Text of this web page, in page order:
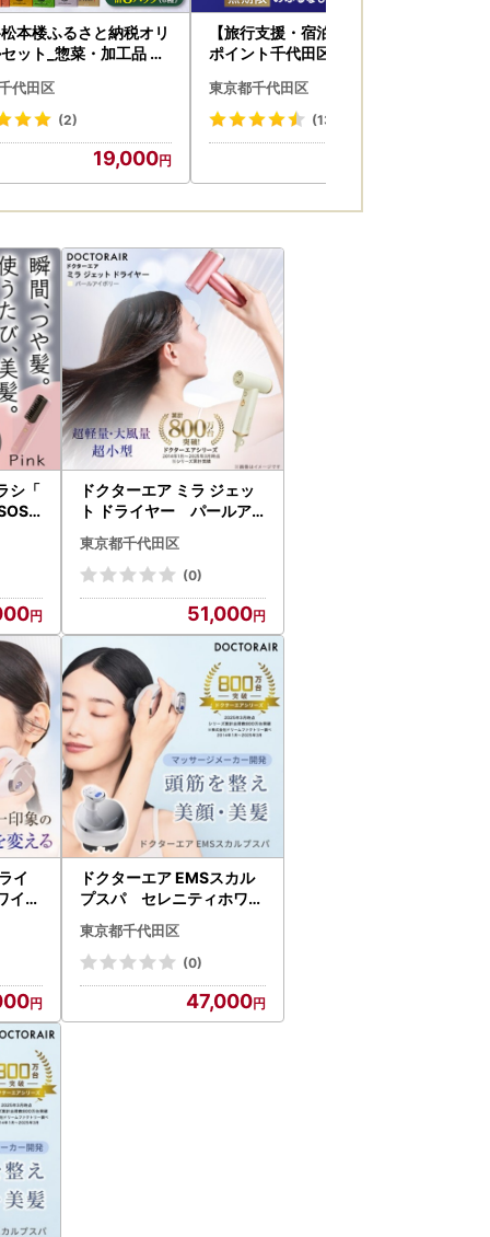
本楼ふるさと納税オリ
ット_惣菜・加工品 カ
】
代田区
(2)
19,000
【旅行支援・宿泊無期限】旅行
ポイント千代田区ふるなびトラ
東京都千代田区
(134)
シ「
】
ドクターエア ミラ ジェッ
ト ドライヤー パールア
イボリー ふるさと納税千
代田区【1691154】
東京都千代田区
(0)
51,000
イ
イト
【
ドクターエア EMSスカル
プスパ セレニティホワイ
ト ふるさと納税千代田区
【1691166】
東京都千代田区
(0)
47,000